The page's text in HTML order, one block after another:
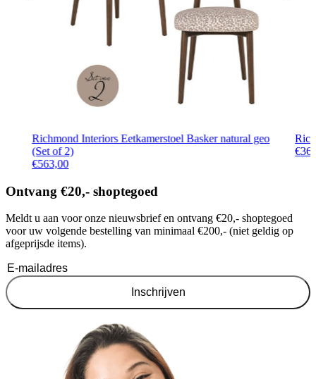
Richmond Interiors Eetkamerstoel Basker natural geo
(Set of 2)
€563,00
€
Ontvang €20,- shoptegoed
Meldt u aan voor onze nieuwsbrief en ontvang €20,- shoptegoed
voor uw volgende bestelling van minimaal €200,- (niet geldig op
afgeprijsde items).
Inschrijven